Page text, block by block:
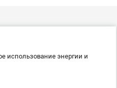
использование энергии и